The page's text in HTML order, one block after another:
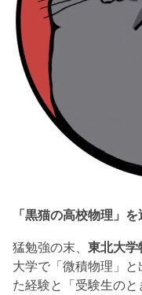
「黒猫の高校物理」
猛勉強の末、東北大学
大学で「微積物理」
た経験と「受験生の